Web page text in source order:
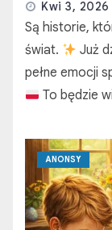
Kwi 3, 2026
Są historie,
świat.
Już
pełne emocji
To będzie
ANONSY